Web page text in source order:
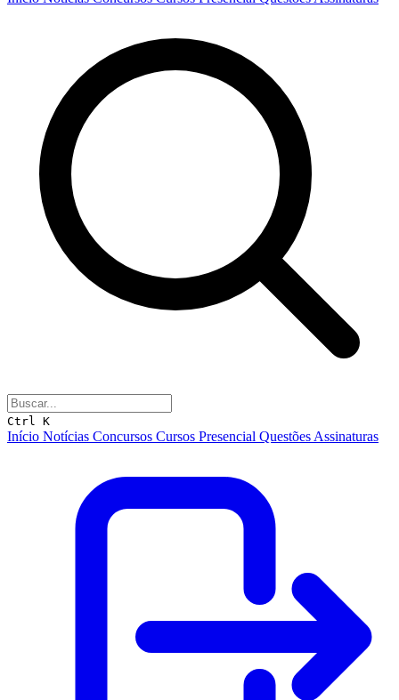
Ctrl K
Início Notícias Concursos Cursos Presencial Questões Assinaturas